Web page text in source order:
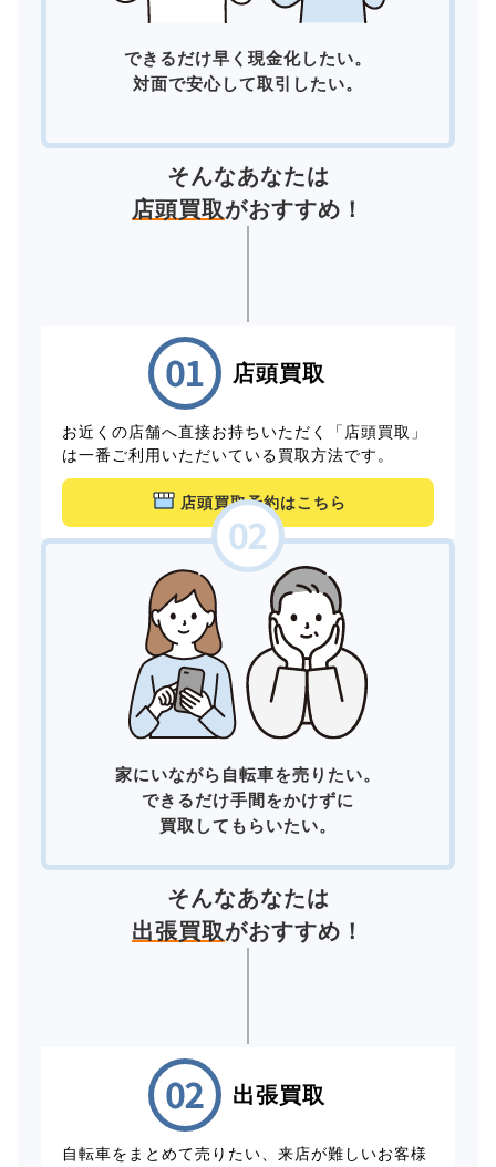
できるだけ早く現金化したい。
対面で安心して取引したい。
そんなあなたは
店頭買取がおすすめ！
店頭買取
お近くの店舗へ直接お持ちいただく「店頭買取」
は一番ご利用いただいている買取方法です。
店頭買取予約はこちら
家にいながら自転車を売りたい。
できるだけ手間をかけずに
買取してもらいたい。
そんなあなたは
出張買取がおすすめ！
出張買取
自転車をまとめて売りたい、来店が難しいお客様